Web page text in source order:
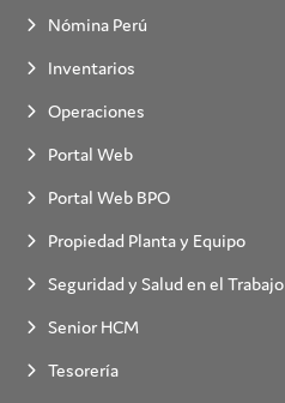
Nómina Perú
Inventarios
Operaciones
Portal Web
Portal Web BPO
Propiedad Planta y Equipo
Seguridad y Salud en el Trabajo
Senior HCM
Tesorería